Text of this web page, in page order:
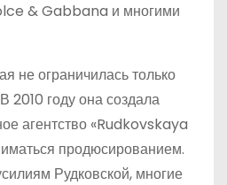
& Gabbana и многими
не ограничилась только
2010 году она создала
агентство «Rudkovskaya
продюсированием.
Рудковской, многие